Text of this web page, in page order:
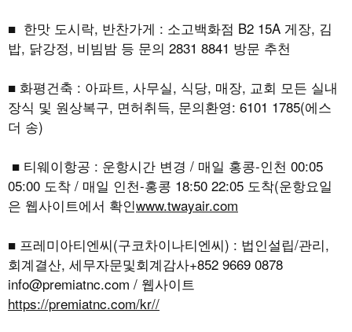
■ 한맛 도시락, 반찬가게 : 소고백화점 B2 15A 게장, 김
밥, 닭강정, 비빔밤 등 문의 2831 8841 방문 추천
■ 화평건축 : 아파트, 사무실, 식당, 매장, 교회 모든 실내
장식 및 원상복구, 면허취득, 문의환영: 6101 1785(에스
더 송)
■ 티웨이항공 : 운항시간 변경 / 매일 홍콩-인천 00:05
05:00 도착 / 매일 인천-홍콩 18:50 22:05 도착(운항요일
은 웹사이트에서 확인www.twayair.com
■ 프레미아티엔씨(구코차이나티엔씨) : 법인설립/관리,
회계결산, 세무자문및회계감사+852 9669 0878
info@premiatnc.com / 웹사이트
https://premiatnc.com/kr//